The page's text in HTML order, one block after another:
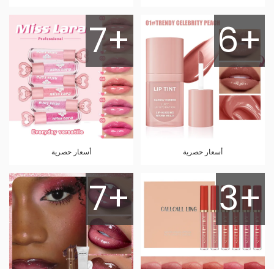
6+
أسعار حصرية
7+
أسعار حصرية
3+
7+